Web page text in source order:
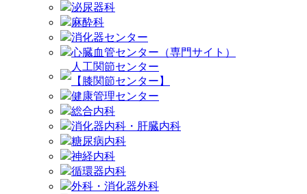
泌尿器科
麻酔科
消化器センター
心臓血管センター（専門サイト）
人工関節センター
【膝関節センター】
健康管理センター
総合内科
消化器内科・肝臓内科
糖尿病内科
神経内科
循環器内科
外科・消化器外科